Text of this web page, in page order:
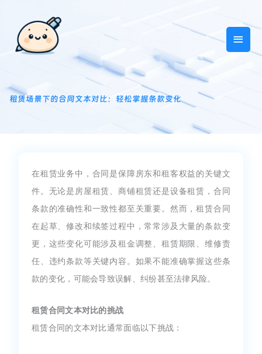
主
菜
租赁场景下的合同文本对比：轻松掌握条款变化
在租赁业务中，合同是保障房东和租客权益的关键文
件。无论是房屋租赁、商铺租赁还是设备租赁，合同
条款的准确性和一致性都至关重要。然而，租赁合同
在起草、修改和续签过程中，常常涉及大量的条款变
更，这些变化可能涉及租金调整、租赁期限、维修责
任、违约条款等关键内容。如果不能准确掌握这些条
款的变化，可能会导致误解、纠纷甚至法律风险。
租赁合同文本对比的挑战
租赁合同的文本对比通常面临以下挑战：